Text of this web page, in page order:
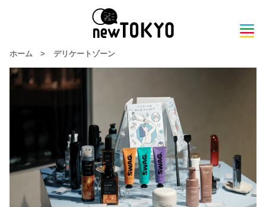
ホーム > デリケートゾーン